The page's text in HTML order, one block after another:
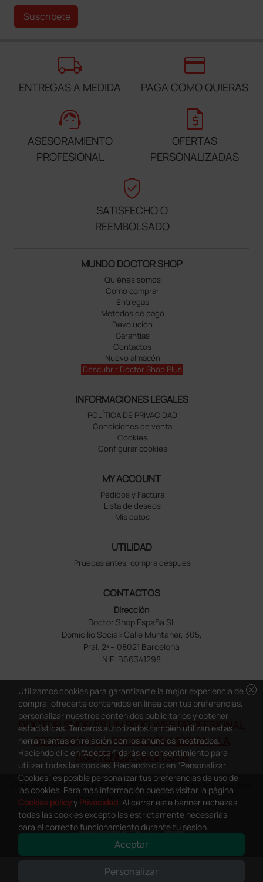
Suscríbete
local_shipping
ENTREGAS A MEDIDA
credit_card
PAGA COMO QUIERAS
support_agent
ASESORAMIENTO
PROFESIONAL
request_quote
OFERTAS
PERSONALIZADAS
verified_user
SATISFECHO O
REEMBOLSADO
MUNDO DOCTOR SHOP
Quiénes somos
Cómo comprar
Entregas
Métodos de pago
Devolución
Garantías
Contactos
Nuevo almacén
Descubrir Doctor Shop Plus
INFORMACIONES LEGALES
POLÍTICA DE PRIVACIDAD
Condiciones de venta
Cookies
Configurar cookies
MY ACCOUNT
Pedidos y Factura
Lista de deseos
Mis datos
UTILIDAD
Pruebas antes, compra despues
CONTACTOS
Dirección
Doctor Shop España SL
Domicilio Social: Calle Muntaner, 305,
Pral. 2ª – 08021 Barcelona
NIF: B66341298
DOCTOR SHOP ES UN SITIO WEB PROFESIONAL
DEDICADO A LA PROFESIÓN MÉDICA Y LA
ASISTENCIA SANITARIA
Copyright Doctor Shop España 2005-2026 - Todos los derechos
reservados - NIF.: B66341298
This site is protected by reCAPTCHA and the Google
cancel
Utilizamos cookies para garantizarte la mejor experiencia de
compra, ofrecerte contenidos en línea con tus preferencias,
personalizar nuestros contenidos publicitarios y obtener
estadísticas. Terceros autorizados también utilizan estas
herramientas en relación con los anuncios mostrados.
Haciendo clic en “Aceptar” darás el consentimiento para
utilizar todas las cookies. Haciendo clic en “Personalizar
Cookies” es posible personalizar tus preferencias de uso de
las cookies. Para más información puedes visitar la página
Cookies policyy Privacidad. Al cerrar este banner rechazas
todas las cookies excepto las estrictamente necesarias
para el correcto funcionamiento durante tu sesión.
Aceptar
Personalizar